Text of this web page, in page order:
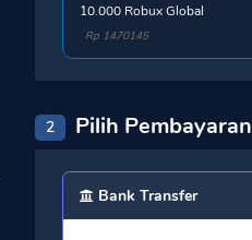
10.000 Robux Global
Rp 1470145
2 Pilih Pembayaran
Bank Transfer